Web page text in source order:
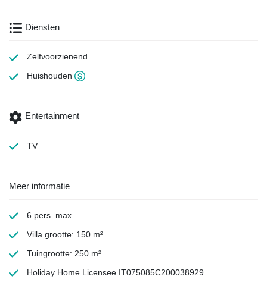
Diensten
Zelfvoorzienend
Huishouden
Entertainment
TV
Meer informatie
6 pers. max.
Villa grootte: 150 m²
Tuingrootte: 250 m²
Holiday Home Licensee IT075085C200038929